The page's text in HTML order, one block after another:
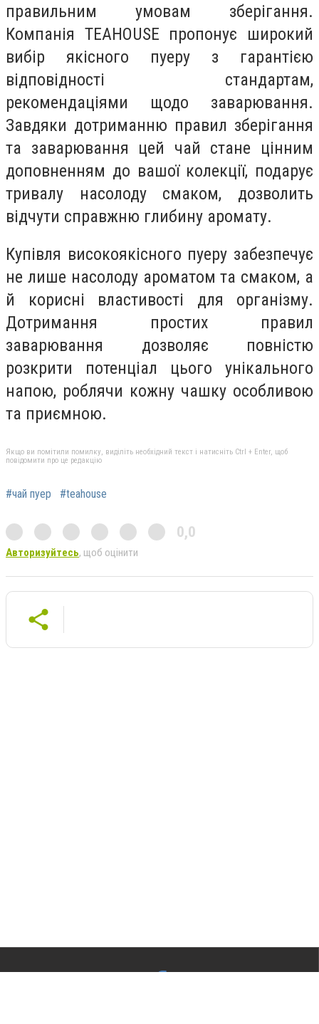
правильним умовам зберігання.
Компанія TEAHOUSE пропонує широкий
вибір якісного пуеру з гарантією
відповідності стандартам,
рекомендаціями щодо заварювання.
Завдяки дотриманню правил зберігання
та заварювання цей чай стане цінним
доповненням до вашої колекції, подарує
тривалу насолоду смаком, дозволить
відчути справжню глибину аромату.
Купівля високоякісного пуеру забезпечує
не лише насолоду ароматом та смаком, а
й корисні властивості для організму.
Дотримання простих правил
заварювання дозволяє повністю
розкрити потенціал цього унікального
напою, роблячи кожну чашку особливою
та приємною.
Якщо ви помітили помилку, виділіть необхідний текст і натисніть Ctrl + Enter, щоб
повідомити про це редакцію
#чай пуер #teahouse
0,0
Авторизуйтесь, щоб оцінити